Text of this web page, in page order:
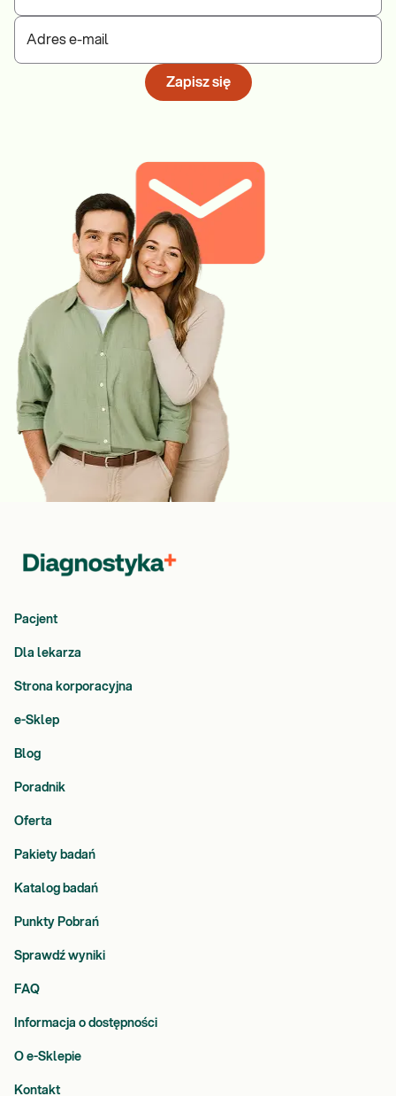
Adres e-mail
Zapisz się
Pacjent
Dla lekarza
Strona korporacyjna
e-Sklep
Blog
Poradnik
Oferta
Pakiety badań
Katalog badań
Punkty Pobrań
Sprawdź wyniki
FAQ
Informacja o dostępności
O e-Sklepie
Kontakt